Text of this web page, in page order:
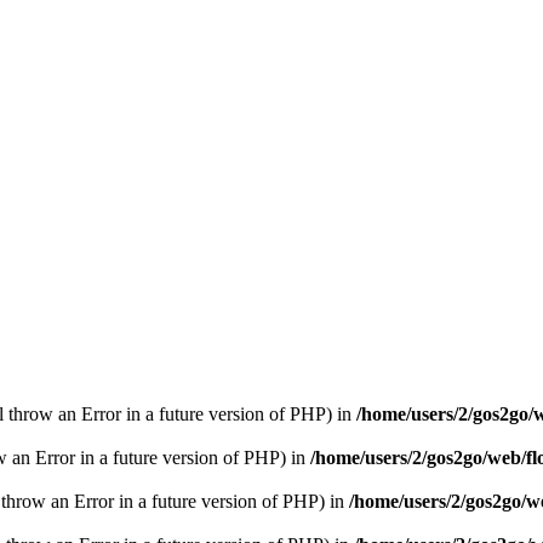
throw an Error in a future version of PHP) in /home/users/2/
an Error in a future version of PHP) in /home/users/2/gos2go/
an Error in a future version of PHP) in /home/users/2/gos2go/